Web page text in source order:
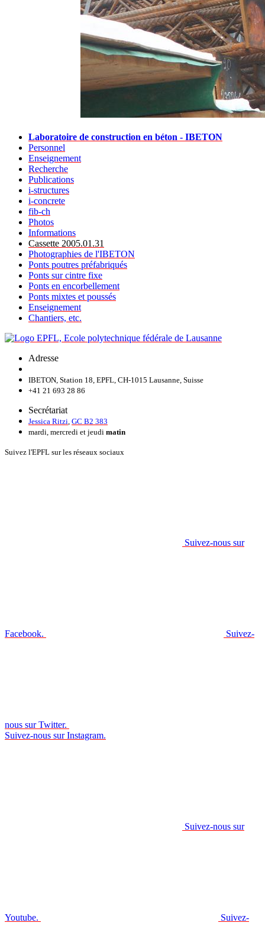
Laboratoire de construction en béton - IBETON
Personnel
Enseignement
Recherche
Publications
i-structures
i-concrete
fib-ch
Photos
Informations
Cassette 2005.01.31
Photographies de l'IBETON
Ponts poutres préfabriqués
Ponts sur cintre fixe
Ponts en encorbellement
Ponts mixtes et poussés
Enseignement
Chantiers, etc.
Adresse
IBETON, Station 18, EPFL, CH-1015 Lausanne, Suisse
+41 21 693 28 86
Secrétariat
Jessica Ritzi GC B2 383
mardi, mercredi et jeudi matin
Suivez l'EPFL sur les réseaux sociaux
Suivez-nous sur
Facebook. Suivez-
nous sur Twitter.
Suivez-nous sur Instagram.
Suivez-nous sur
Youtube. Suivez-